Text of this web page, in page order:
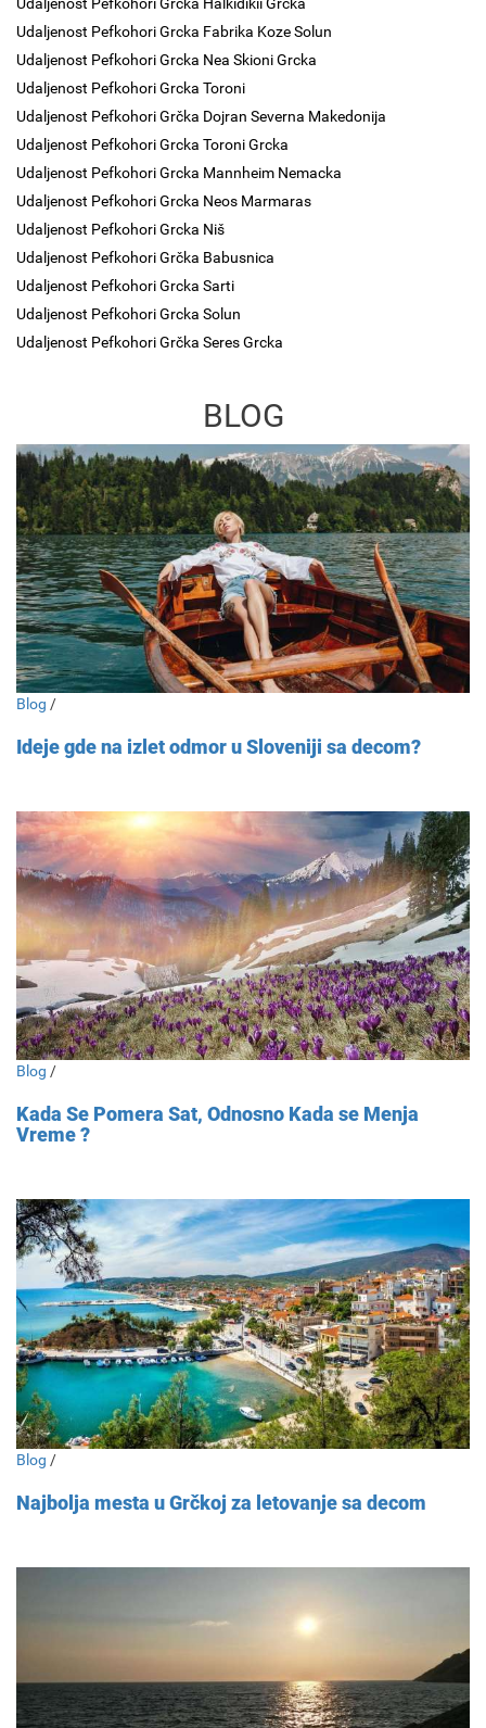
Udaljenost Pefkohori Grcka Fabrika Koze Solun
Udaljenost Pefkohori Grcka Nea Skioni Grcka
Udaljenost Pefkohori Grcka Toroni
Udaljenost Pefkohori Grčka Dojran Severna Makedonija
Udaljenost Pefkohori Grcka Toroni Grcka
Udaljenost Pefkohori Grcka Mannheim Nemacka
Udaljenost Pefkohori Grcka Neos Marmaras
Udaljenost Pefkohori Grcka Niš
Udaljenost Pefkohori Grčka Babusnica
Udaljenost Pefkohori Grcka Sarti
Udaljenost Pefkohori Grcka Solun
Udaljenost Pefkohori Grčka Seres Grcka
BLOG
Blog /
Ideje gde na izlet odmor u Sloveniji sa decom?
Blog /
Kada Se Pomera Sat, Odnosno Kada se Menja
Vreme ?
Blog /
Najbolja mesta u Grčkoj za letovanje sa decom